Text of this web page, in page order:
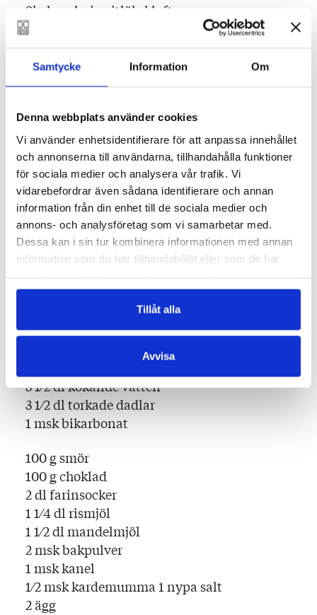
Samtycke Information Om
Denna webbplats använder cookies
Vi använder enhetsidentifierare för att anpassa innehållet
och annonserna till användarna, tillhandahålla funktioner
för sociala medier och analysera vår trafik. Vi
vidarebefordrar även sådana identifierare och annan
information från din enhet till de sociala medier och
annons- och analysföretag som vi samarbetar med.
Dessa kan i sin tur kombinera informationen med annan
information som du har tillhandahållit eller som de har
Tillåt alla
Avvisa
Skala och riv vitlöksklyftan.
skaka ihop dem i en flaska.
Dadelkaka
3 1⁄2 dl kokande vatten
3 1⁄2 dl torkade dadlar
1 msk bikarbonat
100 g smör
100 g choklad
2 dl farinsocker
1 1⁄4 dl rismjöl
1 1⁄2 dl mandelmjöl
2 msk bakpulver
1 msk kanel
1⁄2 msk kardemumma 1 nypa salt
2 ägg